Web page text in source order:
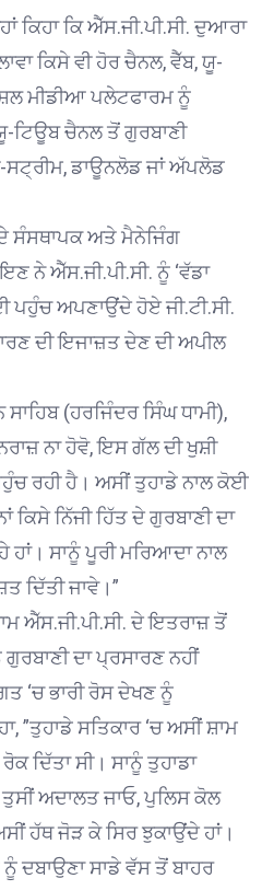
ਕਿਹਾ ਕਿ ਐੱਸ.ਜੀ.ਪੀ.ਸੀ. ਦੁਆਰਾ
ਕਿਸੇ ਵੀ ਹੋਰ ਚੈਨਲ, ਵੈੱਬ, ਯੂ-
ਮੀਡੀਆ ਪਲੇਟਫਾਰਮ ਨੂੰ
ਟਿਊਬ ਚੈਨਲ ਤੋਂ ਗੁਰਬਾਣੀ
ਸਟ੍ਰੀਮ, ਡਾਊਨਲੋਡ ਜਾਂ ਅੱਪਲੋਡ
ਦੇ ਸੰਸਥਾਪਕ ਅਤੇ ਮੈਨੇਜਿੰਗ
ਨੇ ਐੱਸ.ਜੀ.ਪੀ.ਸੀ. ਨੂੰ ‘ਵੱਡਾ
ਪਹੁੰਚ ਅਪਣਾਉਂਦੇ ਹੋਏ ਜੀ.ਟੀ.ਸੀ.
ਦੀ ਇਜਾਜ਼ਤ ਦੇਣ ਦੀ ਅਪੀਲ
ਸਾਹਿਬ (ਹਰਜਿੰਦਰ ਸਿੰਘ ਧਾਮੀ),
ਨਾ ਹੋਵੋ, ਇਸ ਗੱਲ ਦੀ ਖੁਸ਼ੀ
ਰਹੀ ਹੈ। ਅਸੀਂ ਤੁਹਾਡੇ ਨਾਲ ਕੋਈ
ਕਿਸੇ ਨਿੱਜੀ ਹਿੱਤ ਦੇ ਗੁਰਬਾਣੀ ਦਾ
ਸਾਨੂੰ ਪੂਰੀ ਮਰਿਆਦਾ ਨਾਲ
ਦਿੱਤੀ ਜਾਵੇ।”
ਐੱਸ.ਜੀ.ਪੀ.ਸੀ. ਦੇ ਇਤਰਾਜ਼ ਤੋਂ
ਦਾ ਪ੍ਰਸਾਰਣ ਨਹੀਂ
‘ਚ ਭਾਰੀ ਰੋਸ ਦੇਖਣ ਨੂੰ
”ਤੁਹਾਡੇ ਸਤਿਕਾਰ ‘ਚ ਅਸੀਂ ਸ਼ਾਮ
ਦਿੱਤਾ ਸੀ। ਸਾਨੂੰ ਤੁਹਾਡਾ
ਅਦਾਲਤ ਜਾਓ, ਪੁਲਿਸ ਕੋਲ
ਹੱਥ ਜੋੜ ਕੇ ਸਿਰ ਝੁਕਾਉਂਦੇ ਹਾਂ।
ਦਬਾਉਣਾ ਸਾਡੇ ਵੱਸ ਤੋਂ ਬਾਹਰ